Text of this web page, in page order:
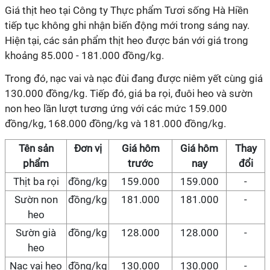
Giá thịt heo tại Công ty Thực phẩm Tươi sống Hà Hiền
tiếp tục không ghi nhận biến động mới trong sáng nay.
Hiện tại, các sản phẩm thịt heo được bán với giá trong
khoảng 85.000 - 181.000 đồng/kg.
Trong đó, nạc vai và nạc đùi đang được niêm yết cùng giá
130.000 đồng/kg. Tiếp đó, giá ba rọi, đuôi heo và sườn
non heo lần lượt tương ứng với các mức 159.000
đồng/kg, 168.000 đồng/kg và 181.000 đồng/kg.
Tên sản
phẩm
Đơn vị
Giá hôm
trước
Giá hôm
nay
Thay
đổi
Thịt ba rọi
đồng/kg 159.000 159.000
-
Sườn non
heo
đồng/kg 181.000 181.000 -
Sườn già
heo
đồng/kg 128.000 128.000 -
Nạc vai heo đồng/kg 130.000 130.000 -